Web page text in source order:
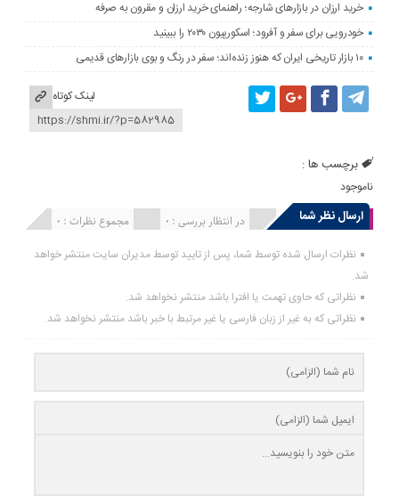
خرید ارزان در بازارهای شارجه؛ راهنمای خرید ارزان و مقرون به صرفه
خودرویی برای سفر و آفرود؛ اسکورپیون ۲۰۳۰ را ببینید
۱۰ بازار تاریخی ایران که هنوز زنده‌اند؛ سفر در رنگ و بوی بازارهای قدیمی
لینک کوتاه
برچسب ها :
ناموجود
ارسال نظر شما مجموع نظرات : 0 در انتظار بررسی : 0 انتشار یافته : 0
نظرات ارسال شده توسط شما، پس از تایید توسط مدیران سایت منتشر خواهد
شد.
نظراتی که حاوی تهمت یا افترا باشد منتشر نخواهد شد.
نظراتی که به غیر از زبان فارسی یا غیر مرتبط با خبر باشد منتشر نخواهد شد.